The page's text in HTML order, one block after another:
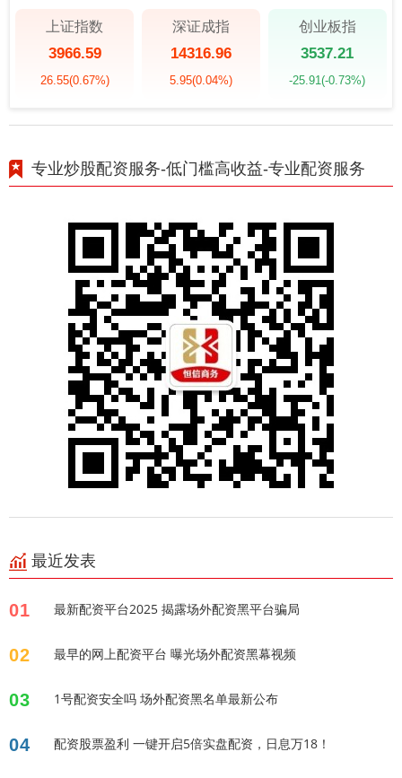
上证指数
3966.59
26.55(0.67%)
深证成指
14316.96
5.95(0.04%)
创业板指
3537.21
-25.91(-0.73%)
专业炒股配资服务-低门槛高收益-专业配资服务
最近发表
01 最新配资平台2025 揭露场外配资黑平台骗局
02 最早的网上配资平台 曝光场外配资黑幕视频
03 1号配资安全吗 场外配资黑名单最新公布
04 配资股票盈利 一键开启5倍实盘配资，日息万18！